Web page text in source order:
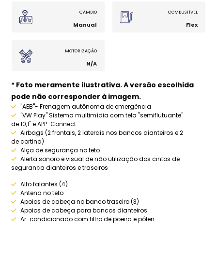
CÂMBIO
Manual
COMBUSTÍVEL
Flex
MOTORIZAÇÃO
N/A
* Foto meramente ilustrativa. A versão escolhida
pode não corresponder à imagem.
"AEB"- Frenagem autônoma de emergência
"VW Play" Sistema multimídia com tela "semiflutuante"
de 10,1" e APP-Connect
Airbags (2 frontais, 2 laterais nos bancos dianteiros e 2
de cortina)
Alça de segurança no teto
Alerta sonoro e visual de não utilização dos cintos de
segurança dianteiros e traseiros
Alto falantes (4)
Antena no teto
Apoios de cabeça no banco traseiro (3)
Apoios de cabeça para bancos dianteiros
Ar-condicionado com filtro de poeira e pólen